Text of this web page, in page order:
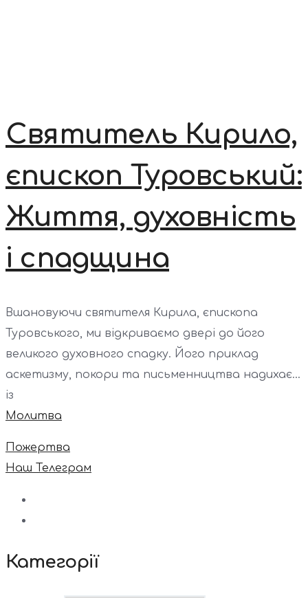
Святитель Кирило,
єпископ Туровський:
Життя, духовність
і спадщина
Вшановуючи святителя Кирила, єпископа
Туровського, ми відкриваємо двері до його
великого духовного спадку. Його приклад
аскетизму, покори та письменництва надихає...
із
Молитва
Пожертва
Наш Телеграм
Категорії